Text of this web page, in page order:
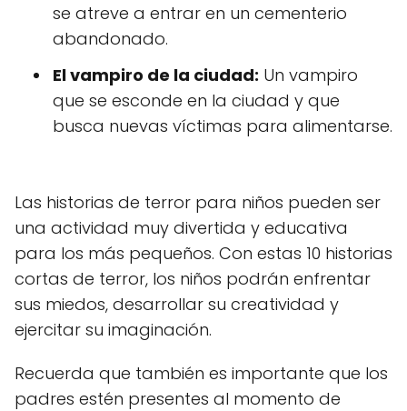
se atreve a entrar en un cementerio
abandonado.
El vampiro de la ciudad: Un vampiro
que se esconde en la ciudad y que
busca nuevas víctimas para alimentarse.
Las historias de terror para niños pueden ser
una actividad muy divertida y educativa
para los más pequeños. Con estas 10 historias
cortas de terror, los niños podrán enfrentar
sus miedos, desarrollar su creatividad y
ejercitar su imaginación.
Recuerda que también es importante que los
padres estén presentes al momento de